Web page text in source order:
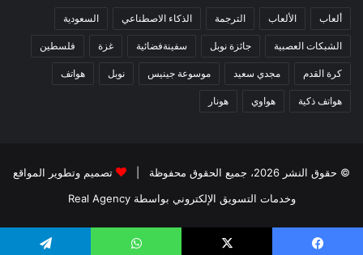
ألعاب الألعاب الترجمة الذكاء الاصطناعي السعودية
الشبكات العصبية جائزة نوبل سفينةفضائية غزة فلسطين
كرة القدم مجدي سعيد موسوعة جينيس نوبل هواتف
هواتف ذكية هواوي هونار
© حقوق النشر 2026، جميع الحقوق محفوظة |
تصميم وتطوير المواقع
وخدمات التسويق الإلكتروني بواسطة Real Agency